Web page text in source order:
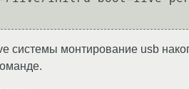
системы монтирование usb